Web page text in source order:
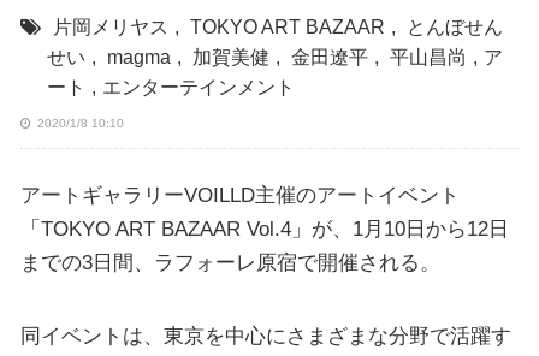
片岡メリヤス , TOKYO ART BAZAAR ,
とんぼせん
せい , magma , 加賀美健 , 金田遼平 , 平山昌尚 , ア
ート , エンターテインメント
2020/1/8 10:10
アートギャラリーVOILLD主催のアートイベント
「TOKYO ART BAZAAR Vol.4」が、1月10日から12日
までの3日間、ラフォーレ原宿で開催される。
同イベントは、東京を中心にさまざまな分野で活躍す